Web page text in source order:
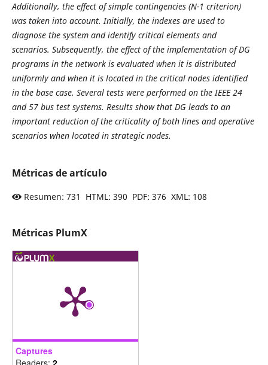
Additionally, the effect of simple contingencies (N-1 criterion)
was taken into account. Initially, the indexes are used to
diagnose the system and identify critical elements and
scenarios. Subsequently, the effect of the implementation of DG
programs in the network is evaluated when it is distributed
uniformly and when it is located in the critical nodes identified
in the base case. Several tests were performed on the IEEE 24
and 57 bus test systems. Results show that DG leads to an
important reduction of the criticality of both lines and operative
scenarios when located in strategic nodes.
Métricas de artículo
Resumen: 731 HTML: 390 PDF: 376 XML: 108
Métricas PlumX
Captures